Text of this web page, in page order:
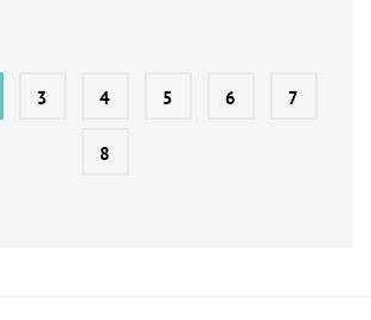
3 4 5 6 7
8